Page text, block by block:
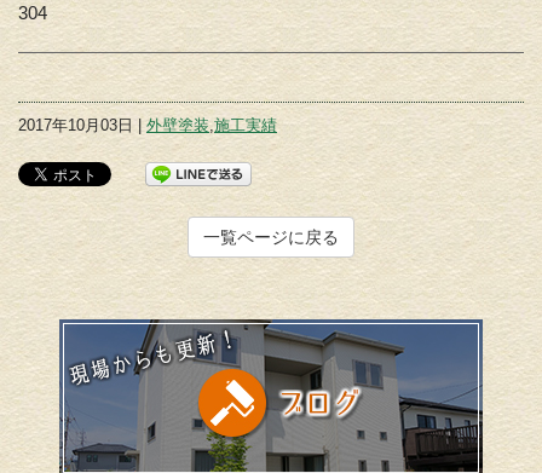
304
2017年10月03日 | 外壁塗装,施工実績
一覧ページに戻る